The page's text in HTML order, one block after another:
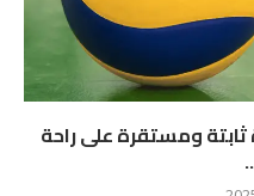
ثابتة ومستقرة على راحة